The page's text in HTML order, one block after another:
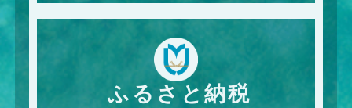
ふるさと納税